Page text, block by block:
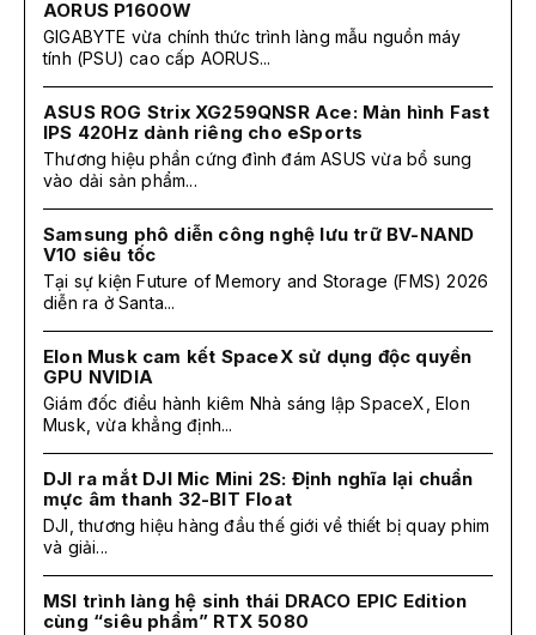
AORUS P1600W
GIGABYTE vừa chính thức trình làng mẫu nguồn máy
tính (PSU) cao cấp AORUS...
ASUS ROG Strix XG259QNSR Ace: Màn hình Fast
IPS 420Hz dành riêng cho eSports
Thương hiệu phần cứng đình đám ASUS vừa bổ sung
vào dải sản phẩm...
Samsung phô diễn công nghệ lưu trữ BV-NAND
V10 siêu tốc
Tại sự kiện Future of Memory and Storage (FMS) 2026
diễn ra ở Santa...
Elon Musk cam kết SpaceX sử dụng độc quyền
GPU NVIDIA
Giám đốc điều hành kiêm Nhà sáng lập SpaceX, Elon
Musk, vừa khẳng định...
DJI ra mắt DJI Mic Mini 2S: Định nghĩa lại chuẩn
mực âm thanh 32-BIT Float
DJI, thương hiệu hàng đầu thế giới về thiết bị quay phim
và giải...
MSI trình làng hệ sinh thái DRACO EPIC Edition
cùng “siêu phẩm” RTX 5080